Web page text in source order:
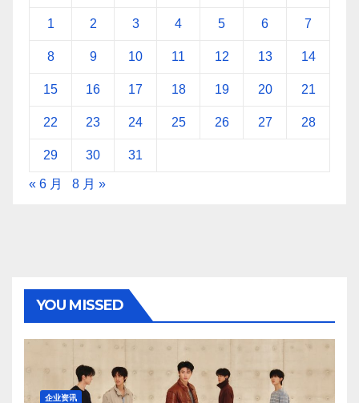
1 2 3 4 5 6 7
8 9 10 11 12 13 14
15 16 17 18 19 20 21
22 23 24 25 26 27 28
29 30 31
« 6 月 8 月 »
YOU MISSED
企业资讯